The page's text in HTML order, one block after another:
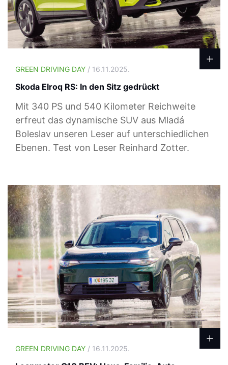
GREEN DRIVING DAY / 16.11.2025.
Skoda Elroq RS: In den Sitz gedrückt
Mit 340 PS und 540 Kilometer Reichweite
erfreut das dynamische SUV aus Mladá
Boleslav unseren Leser auf unterschiedlichen
Ebenen. Test von Leser Reinhard Zotter.
GREEN DRIVING DAY / 16.11.2025.